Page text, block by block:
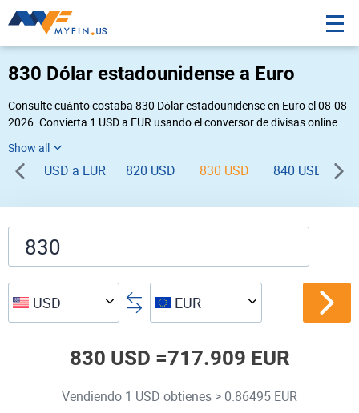
830 Dólar estadounidense a Euro
Consulte cuánto costaba 830 Dólar estadounidense en Euro el 08-08-
2026. Convierta 1 USD a EUR usando el conversor de divisas online
USD a EUR 820 USD 830 USD 840 USD
USD EUR
830 USD =717.909 EUR
Vendiendo 1 USD obtienes > 0.86495 EUR